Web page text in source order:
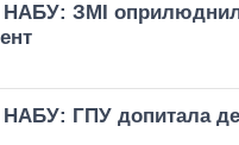
НАБУ: ЗМІ
НАБУ: ГПУ допитала